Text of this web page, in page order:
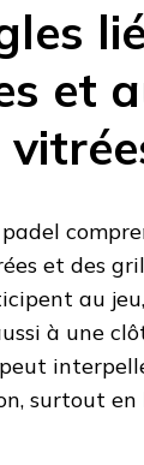
et
et des
au
à une
surtout